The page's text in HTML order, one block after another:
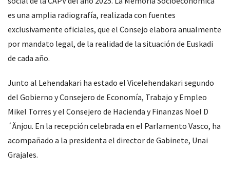
es una amplia radiografía, realizada con fuentes
exclusivamente oficiales, que el Consejo elabora anualmente
por mandato legal, de la realidad de la situación de Euskadi
de cada año.
Junto al Lehendakari ha estado el Vicelehendakari segundo
del Gobierno y Consejero de Economía, Trabajo y Empleo
Mikel Torres y el Consejero de Hacienda y Finanzas Noel D
´Änjou. En la recepción celebrada en el Parlamento Vasco, ha
acompañado a la presidenta el director de Gabinete, Unai
Grajales.